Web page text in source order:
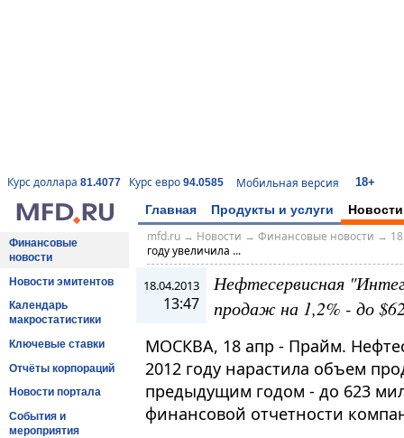
Курс доллара 81.4077 Курс евро 94.0585 Мобильная версия 18+
Главная Продукты и услуги Новости
Финансовые
новости
Новости эмитентов
Календарь
макростатистики
Ключевые ставки
Отчёты корпораций
Новости портала
События и
мероприятия
mfd.ru→ Новости → Финансовые новости →
году увеличила ...
18.04.2013
13:47
Нефтесервисная
продаж на 1,2% - до
МОСКВА, 18 апр - Прайм.
2012 году нарастила объем
предыдущим годом - до 623
финансовой отчетности